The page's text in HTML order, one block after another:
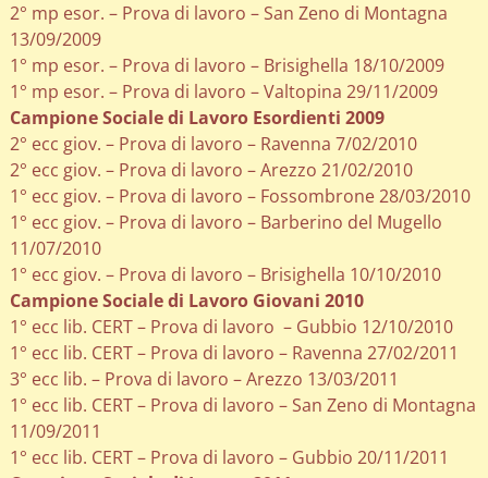
2° mp esor. – Prova di lavoro – San Zeno di Montagna
13/09/2009
1° mp esor. – Prova di lavoro – Brisighella 18/10/2009
1° mp esor. – Prova di lavoro – Valtopina 29/11/2009
Campione Sociale di Lavoro Esordienti 2009
2° ecc giov. – Prova di lavoro – Ravenna 7/02/2010
2° ecc giov. – Prova di lavoro – Arezzo 21/02/2010
1° ecc giov. – Prova di lavoro – Fossombrone 28/03/2010
1° ecc giov. – Prova di lavoro – Barberino del Mugello
11/07/2010
1° ecc giov. – Prova di lavoro – Brisighella 10/10/2010
Campione Sociale di Lavoro Giovani 2010
1° ecc lib. CERT – Prova di lavoro – Gubbio 12/10/2010
1° ecc lib. CERT – Prova di lavoro – Ravenna 27/02/2011
3° ecc lib. – Prova di lavoro – Arezzo 13/03/2011
1° ecc lib. CERT – Prova di lavoro – San Zeno di Montagna
11/09/2011
1° ecc lib. CERT – Prova di lavoro – Gubbio 20/11/2011